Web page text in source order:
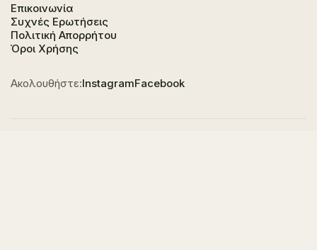
Επικοινωνία
Συχνές Ερωτήσεις
Πολιτική Απορρήτου
Όροι Χρήσης
Ακολουθήστε:InstagramFacebook